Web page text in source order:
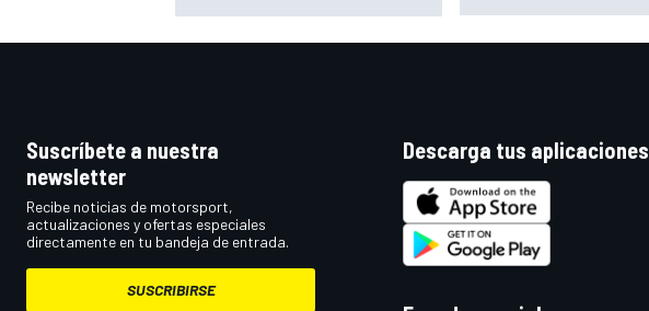
Suscríbete a nuestra
newsletter
Recibe noticias de motorsport,
actualizaciones y ofertas especiales
directamente en tu bandeja de entrada.
SUSCRIBIRSE
Descarga tus aplicaciones